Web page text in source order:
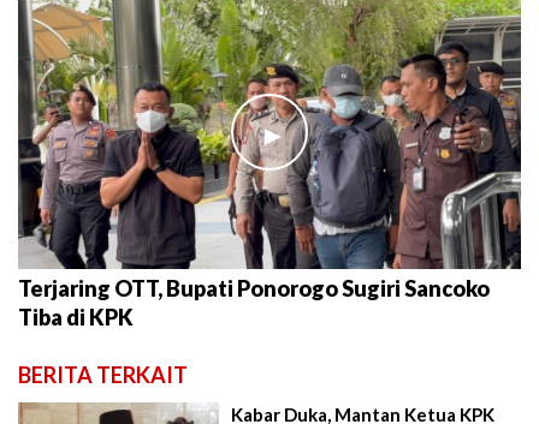
►
Terjaring OTT, Bupati Ponorogo Sugiri Sancoko
Tiba di KPK
BERITA TERKAIT
Kabar Duka, Mantan Ketua KPK